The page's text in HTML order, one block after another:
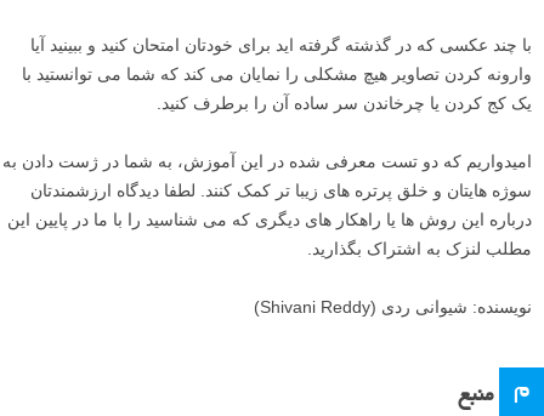
با چند عکسی که در گذشته گرفته اید برای خودتان امتحان کنید و ببینید آیا
وارونه کردن تصاویر هیچ مشکلی را نمایان می کند که شما می توانستید با
یک کج کردن یا چرخاندن سر ساده آن را برطرف کنید.
امیدواریم که دو تست معرفی شده در این آموزش، به شما در ژست دادن به
سوژه هایتان و خلق پرتره های زیبا تر کمک کنند. لطفا دیدگاه ارزشمندتان
درباره این روش ها یا راهکار های دیگری که می شناسید را با ما در پایین این
مطلب لنزک به اشتراک بگذارید.
نویسنده: شیوانی ردی (Shivani Reddy)
م منبع